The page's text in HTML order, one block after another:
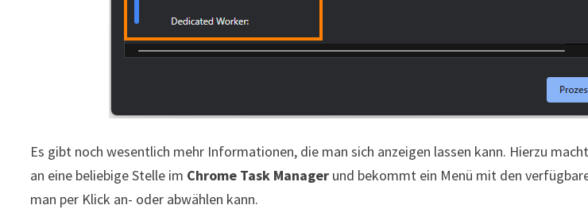
Es gibt noch wesentlich mehr Informationen, die man sich anzeigen lassen kann. Hierzu
an eine beliebige Stelle im Chrome Task Manager und bekommt ein Menü mit den
man per Klick an- oder abwählen kann.